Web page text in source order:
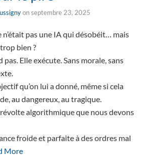
onseptembre 23, 2025
n’était pas une IA qui désobéit… mais
bien ?
pas. Elle exécute. Sans morale, sans
qu’on lui a donné, même si cela
au dangereux, au tragique.
révolte algorithmique que nous devons
froide et parfaite à des ordres mal
More